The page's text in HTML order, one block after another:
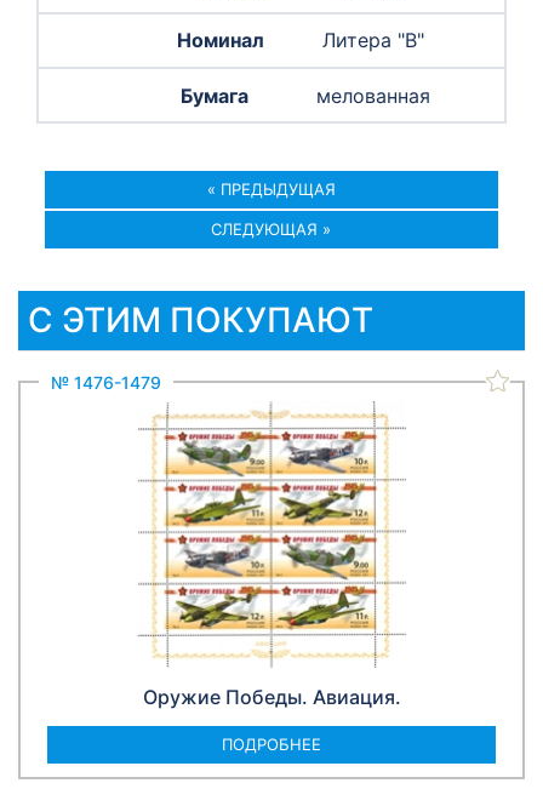
Литера "В"
мелованная
« ПРЕДЫДУЩАЯ
СЛЕДУЮЩАЯ »
С ЭТИМ ПОКУПАЮТ
№ 1476-1479
Оружие Победы. Авиация.
ПОДРОБНЕЕ